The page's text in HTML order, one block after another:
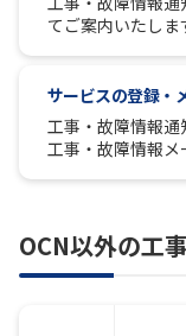
てご案内いたしま
サービスの登録・
工事・故障情報
工事・故障情報メ
OCN以外の工